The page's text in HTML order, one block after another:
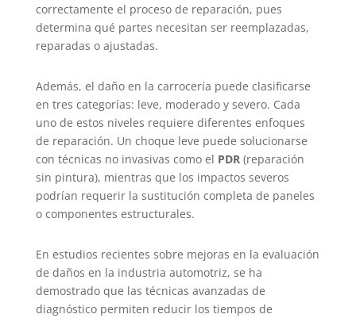
correctamente el proceso de reparación, pues
determina qué partes necesitan ser reemplazadas,
reparadas o ajustadas.
Además, el daño en la carrocería puede clasificarse
en tres categorías: leve, moderado y severo. Cada
uno de estos niveles requiere diferentes enfoques
de reparación. Un choque leve puede solucionarse
con técnicas no invasivas como el PDR(reparación
sin pintura), mientras que los impactos severos
podrían requerir la sustitución completa de paneles
o componentes estructurales.
En estudios recientes sobre mejoras en la evaluación
de daños en la industria automotriz, se ha
demostrado que las técnicas avanzadas de
diagnóstico permiten reducir los tiempos de